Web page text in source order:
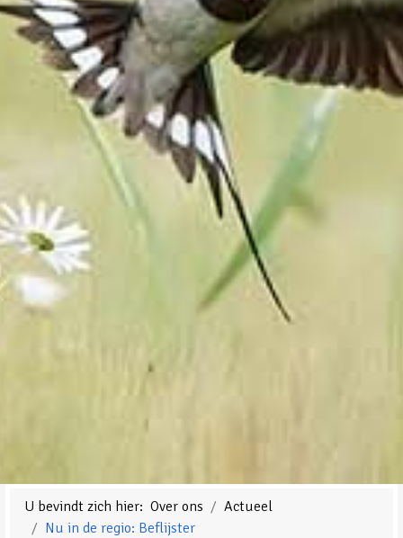
U bevindt zich hier:Over ons
Actueel
Nu in de regio: Beflijster